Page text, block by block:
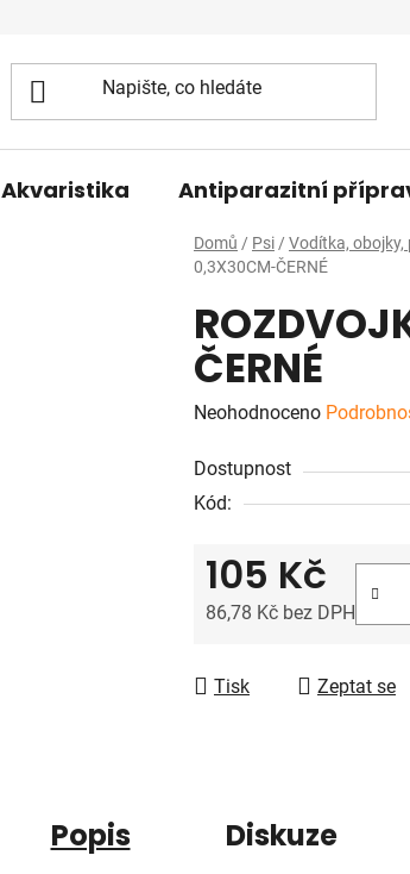
Akvaristika Antiparazitní
Domů / Psi / Vodítka, obojky,
0,3X30CM-ČERNÉ
ČERNÉ
Průměrné
produktu
je
Neohodnoceno
Dostupnost
Kód:
105 Kč
86,78 Kč bez DPH
Tisk Zeptat se
Popis Diskuze